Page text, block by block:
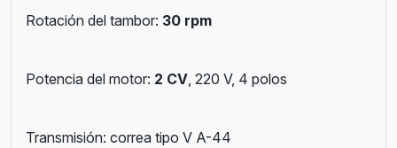
Rotación del tambor: 30 rpm
Potencia del motor: 2 CV, 220 V, 4 polos
Transmisión: correa tipo V A-44